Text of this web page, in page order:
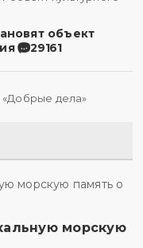
объект
29161
морскую